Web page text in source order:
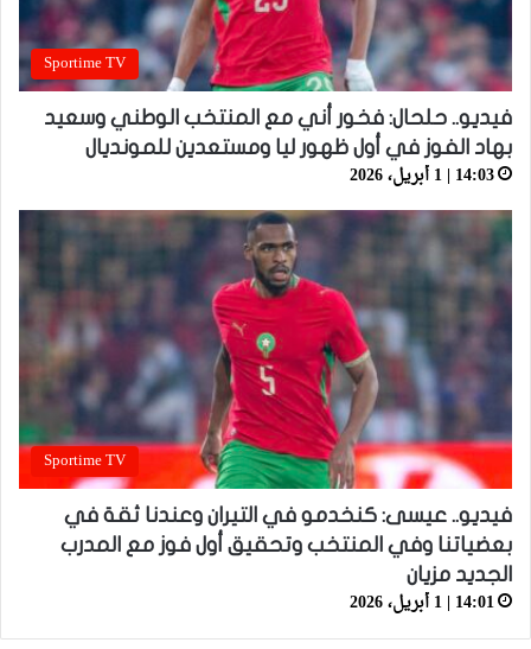
Sportime TV
فيديو.. حلحال: فخور أني مع المنتخب الوطني وسعيد
بهاد الفوز في أول ظهور ليا ومستعدين للمونديال
14:03 | 1 أبريل، 2026
Sportime TV
فيديو.. عيسى: كنخدمو في التيران وعندنا ثقة في
بعضياتنا وفي المنتخب وتحقيق أول فوز مع المدرب
الجديد مزيان
14:01 | 1 أبريل، 2026